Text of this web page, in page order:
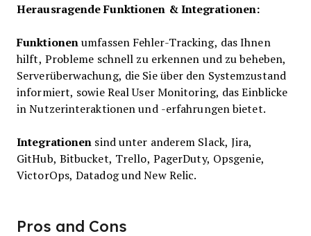
Herausragende Funktionen & Integrationen:
Funktionenumfassen Fehler-Tracking, das Ihnen
hilft, Probleme schnell zu erkennen und zu beheben,
Serverüberwachung, die Sie über den Systemzustand
informiert, sowie Real User Monitoring, das Einblicke
in Nutzerinteraktionen und -erfahrungen bietet.
Integrationen sind unter anderem Slack, Jira,
GitHub, Bitbucket, Trello, PagerDuty, Opsgenie,
VictorOps, Datadog und New Relic.
Pros and Cons